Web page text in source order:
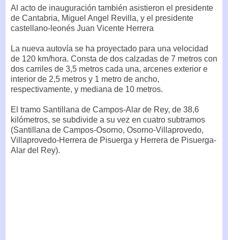
Al acto de inauguración también asistieron el presidente
de Cantabria, Miguel Angel Revilla, y el presidente
castellano-leonés Juan Vicente Herrera
La nueva autovía se ha proyectado para una velocidad
de 120 km/hora. Consta de dos calzadas de 7 metros con
dos carriles de 3,5 metros cada una, arcenes exterior e
interior de 2,5 metros y 1 metro de ancho,
respectivamente, y mediana de 10 metros.
El tramo Santillana de Campos-Alar de Rey, de 38,6
kilómetros, se subdivide a su vez en cuatro subtramos
(Santillana de Campos-Osorno, Osorno-Villaprovedo,
Villaprovedo-Herrera de Pisuerga y Herrera de Pisuerga-
Alar del Rey).